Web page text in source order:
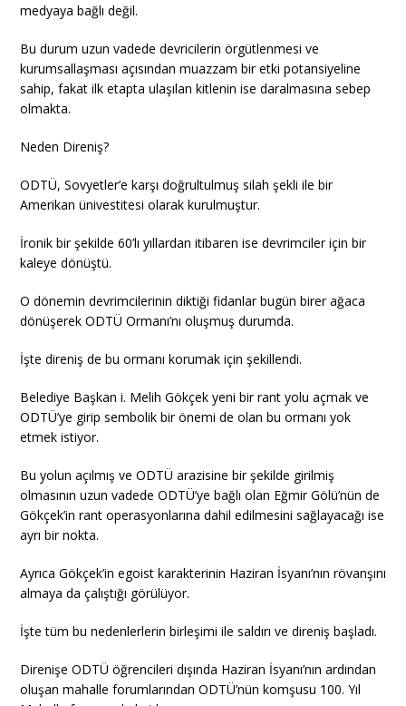
medyaya bağlı değil.
Bu durum uzun vadede devricilerin örgütlenmesi ve
kurumsallaşması açısından muazzam bir etki potansiyeline
sahip, fakat ilk etapta ulaşılan kitlenin ise daralmasına sebep
olmakta.
Neden Direniş?
ODTÜ, Sovyetler’e karşı doğrultulmuş silah şekli ile bir
Amerikan ünivestitesi olarak kurulmuştur.
İronik bir şekilde 60’lı yıllardan itibaren ise devrimciler için bir
kaleye dönüştü.
O dönemin devrimcilerinin diktiği fidanlar bugün birer ağaca
dönüşerek ODTÜ Ormanı’nı oluşmuş durumda.
İşte direniş de bu ormanı korumak için şekillendi.
Belediye Başkan i. Melih Gökçek yeni bir rant yolu açmak ve
ODTÜ’ye girip sembolik bir önemi de olan bu ormanı yok
etmek istiyor.
Bu yolun açılmış ve ODTÜ arazisine bir şekilde girilmiş
olmasının uzun vadede ODTÜ’ye bağlı olan Eğmir Gölü’nün de
Gökçek’in rant operasyonlarına dahil edilmesini sağlayacağı ise
ayrı bir nokta.
Ayrıca Gökçek’in egoist karakterinin Haziran İsyanı’nın rövanşını
almaya da çalıştığı görülüyor.
İşte tüm bu nedenlerlerin birleşimi ile saldırı ve direniş başladı.
Direnişe ODTÜ öğrencileri dışında Haziran İsyanı’nın ardından
oluşan mahalle forumlarından ODTÜ’nün komşusu 100. Yıl